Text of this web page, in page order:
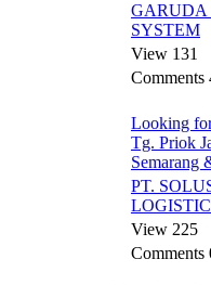
GARUDA
SYSTEM
View 131
Comments
Looking
Tg. Priok
Semarang
PT.
View 225
Comments